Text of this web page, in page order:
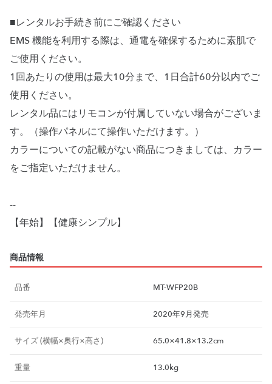
■レンタルお手続き前にご確認ください
EMS 機能を利用する際は、通電を確保するために素肌で
ご使用ください。
1回あたりの使用は最大10分まで、1日合計60分以内でご
使用ください。
レンタル品にはリモコンが付属していない場合がございま
す。（操作パネルにて操作いただけます。）
カラーについての記載がない商品につきましては、カラー
をご指定いただけません。
--
【年始】【健康シンプル】
商品情報
品番 MT-WFP20B
発売年月 2020年9月発売
サイズ (横幅×奥行×高さ) 65.0×41.8×13.2cm
重量 13.0kg